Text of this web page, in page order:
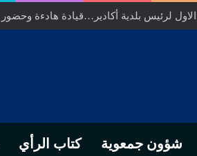
لرئيس بلدية أكادير…قيادة هادءة
شؤون جمعوية كتاب الرأي